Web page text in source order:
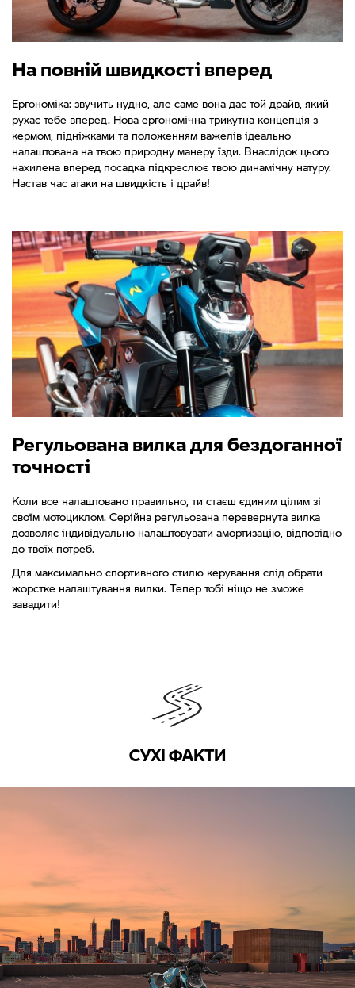
На повній швидкості вперед
Ергономіка: звучить нудно, але саме вона дає той драйв, який
рухає тебе вперед. Нова ергономічна трикутна концепція з
кермом, підніжками та положенням важелів ідеально
налаштована на твою природну манеру їзди. Внаслідок цього
нахилена вперед посадка підкреслює твою динамічну натуру.
Настав час атаки на швидкість і драйв!
Регульована вилка для бездоганної
точності
Коли все налаштовано правильно, ти стаєш єдиним цілим зі
своїм мотоциклом. Серійна регульована перевернута вилка
дозволяє індивідуально налаштовувати амортизацію, відповідно
до твоїх потреб.
Для максимально спортивного стилю керування слід обрати
жорстке налаштування вилки. Тепер тобі ніщо не зможе
завадити!
СУХІ ФАКТИ